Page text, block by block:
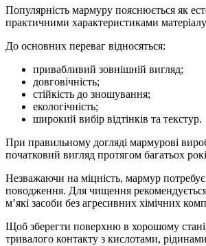
Популярність мармуру пояснюється як
практичними характеристиками
До основних переваг відносяться:
привабливий зовнішній вигляд;
довговічність;
стійкість до зношування;
екологічність;
широкий вибір відтінків та текстур.
При правильному догляді мармурові
початковий вигляд протягом багатьох
Незважаючи на міцність, мармур
поводження. Для чищення
м’які засоби без агресивних хімічних
Щоб зберегти поверхню в хорошому
тривалого контакту з кислотами,